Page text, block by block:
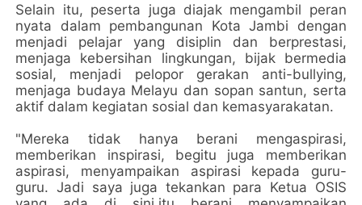
Selain itu, peserta juga diajak mengambil peran
nyata dalam pembangunan Kota Jambi dengan
menjadi pelajar yang disiplin dan berprestasi,
menjaga kebersihan lingkungan, bijak bermedia
sosial, menjadi pelopor gerakan anti-bullying,
menjaga budaya Melayu dan sopan santun, serta
aktif dalam kegiatan sosial dan kemasyarakatan.
"Mereka tidak hanya berani mengaspirasi,
memberikan inspirasi, begitu juga memberikan
aspirasi, menyampaikan aspirasi kepada guru-
guru. Jadi saya juga tekankan para Ketua OSIS